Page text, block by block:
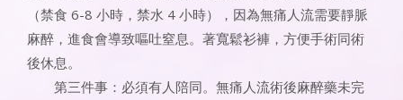
（禁食 6-8 小時，禁水 4 小時），因為無痛人流需要靜脈
麻醉，進食會導致嘔吐窒息。著寬鬆衫褲，方便手術同術
後休息。
第三件事：必須有人陪同。無痛人流術後麻醉藥未完